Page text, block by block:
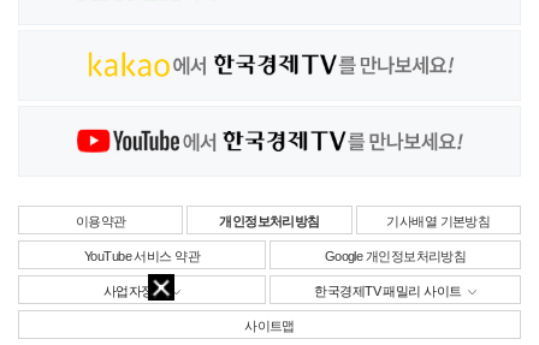
이용약관 개인정보처리방침 기사배열 기본방침
YouTube 서비스 약관 Google 개인정보처리방침
사업자정보 한국경제TV 패밀리 사이트
사이트맵